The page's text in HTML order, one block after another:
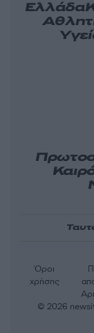
Ελλάδα
Όροι
χρήσης
© 2026